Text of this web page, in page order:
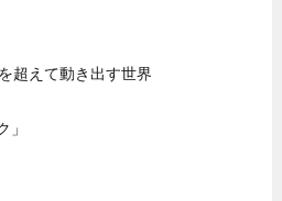
超えて動き出す世界